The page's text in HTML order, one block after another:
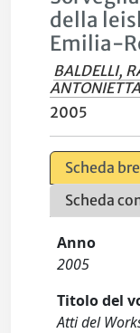
della
Emilia-
BALDELLI,
ANTONIETTA
2005
Scheda
Scheda
Anno
2005
Titolo del
Atti del